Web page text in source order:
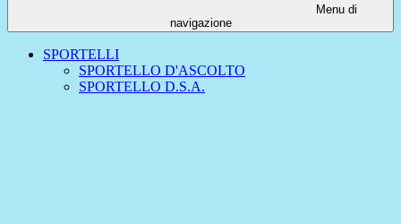
Menu di
navigazione
SPORTELLI
SPORTELLO D'ASCOLTO
SPORTELLO D.S.A.